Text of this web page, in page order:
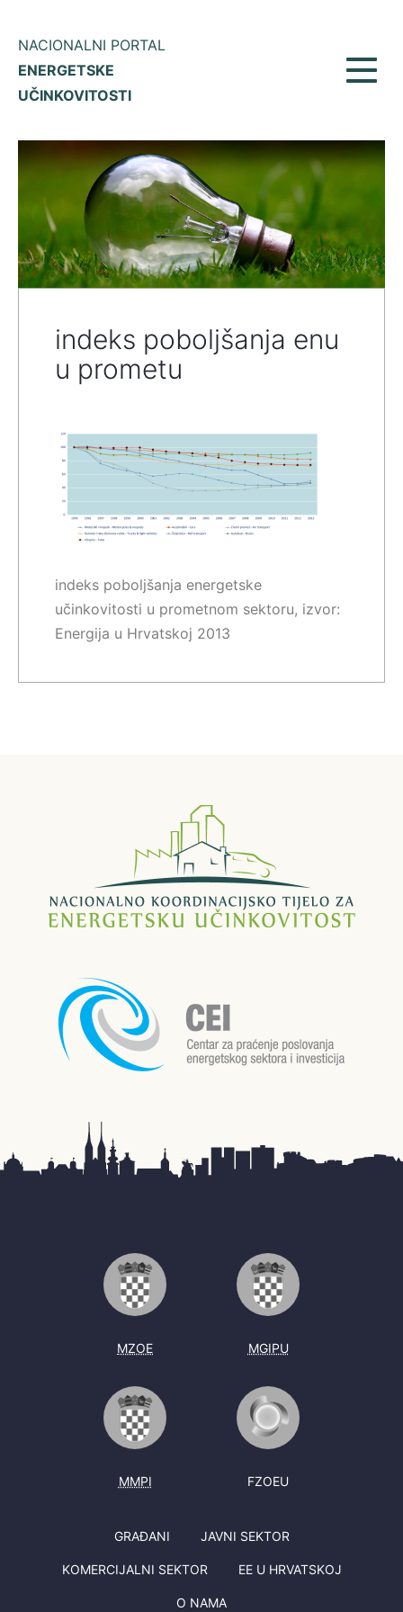
NACIONALNI PORTAL
ENERGETSKE
UČINKOVITOSTI
indeks poboljšanja enu
u prometu
indeks poboljšanja energetske
učinkovitosti u prometnom sektoru, izvor:
Energija u Hrvatskoj 2013
MZOE MGIPU
MMPI FZOEU
GRAĐANI JAVNI SEKTOR
KOMERCIJALNI SEKTOR EE U HRVATSKOJ
O NAMA